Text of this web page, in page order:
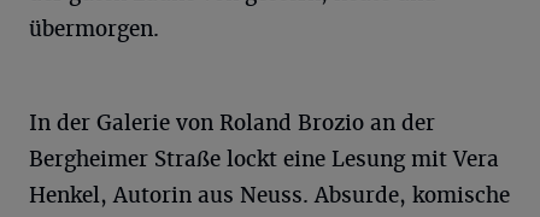
übermorgen.
In der Galerie von Roland Brozio an der
Bergheimer Straße lockt eine Lesung mit Vera
Henkel, Autorin aus Neuss. Absurde, komische